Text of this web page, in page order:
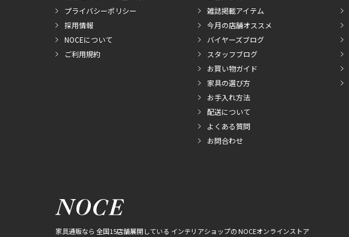
プライバシーポリシー
採用情報
NOCEについて
ご利用規約
雑誌掲載アイテム
今月の店舗オススメ
バイヤーズブログ
スタッフブログ
お買い物ガイド
家具の選び方
お手入れ方法
配送について
よくある質問
お問合わせ
家具通販なら 全国15店舗展開している インテリアショップの NOCEオンラインストア